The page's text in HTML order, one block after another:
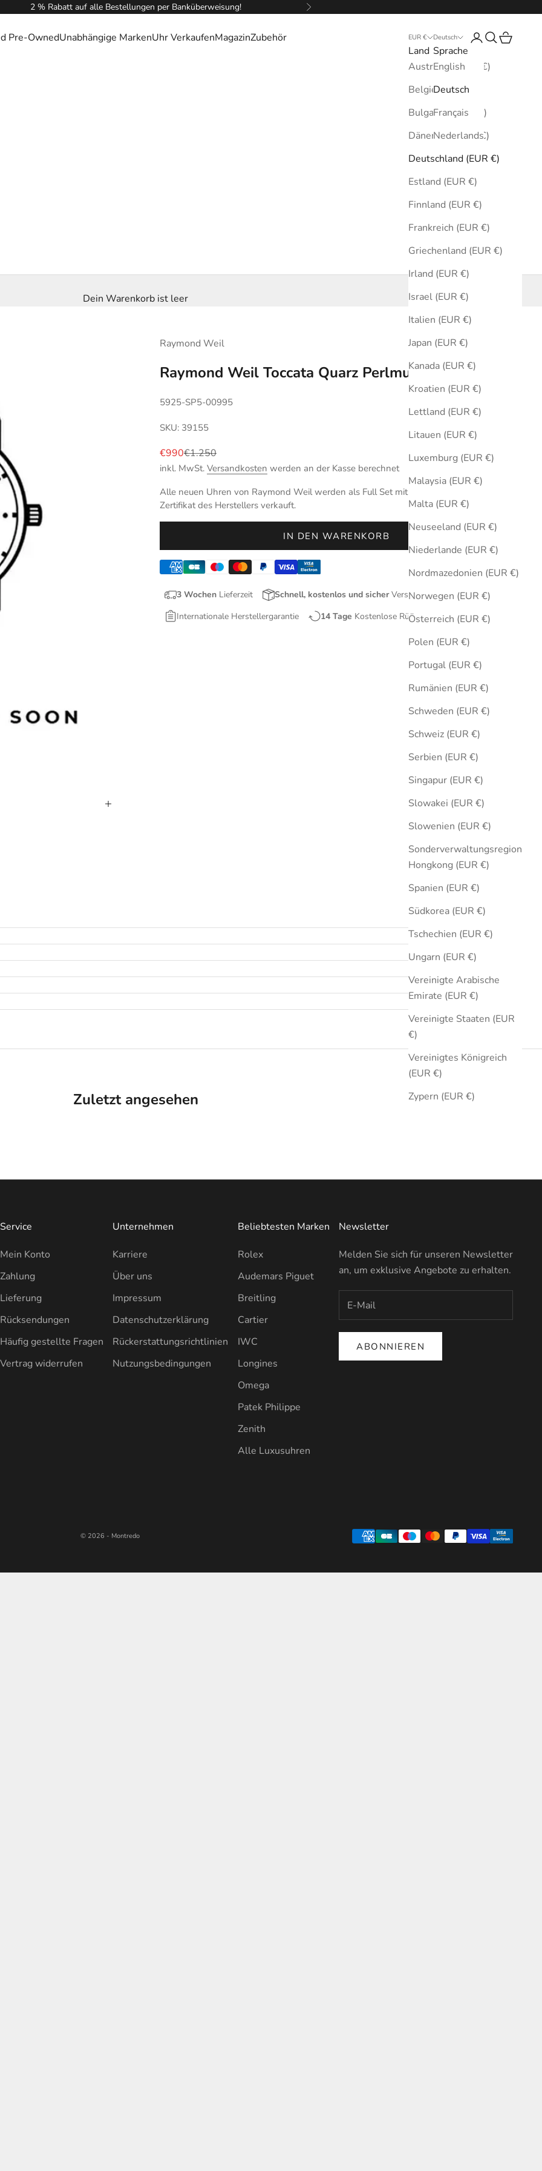
2 % Rabatt auf alle Bestellungen per Banküberweisung! Vor
Pre-OwnedUnabhängige MarkenUhr VerkaufenMagazinZubehör EUR €
Land
Australien (EUR €)
Belgien (EUR €)
Bulgarien (EUR €)
Dänemark (EUR €)
Deutschland (EUR €)
Estland (EUR €)
Finnland (EUR €)
Frankreich (EUR €)
Griechenland (EUR €)
Irland (EUR €)
Israel (EUR €)
Italien (EUR €)
Japan (EUR €)
Kanada (EUR €)
Kroatien (EUR €)
Lettland (EUR €)
Litauen (EUR €)
Luxemburg (EUR €)
Malaysia (EUR €)
Malta (EUR €)
Neuseeland (EUR €)
Niederlande (EUR €)
Nordmazedonien (EUR €)
Norwegen (EUR €)
Österreich (EUR €)
Polen (EUR €)
Portugal (EUR €)
Rumänien (EUR €)
Schweden (EUR €)
Schweiz (EUR €)
Serbien (EUR €)
Singapur (EUR €)
Slowakei (EUR €)
Slowenien (EUR €)
Sonderverwaltungsregion
Hongkong (EUR €)
Spanien (EUR €)
Südkorea (EUR €)
Tschechien (EUR €)
Ungarn (EUR €)
Vereinigte Arabische
Emirate (EUR €)
Vereinigte Staaten (EUR
€)
Vereinigtes Königreich
(EUR €)
Zypern (EUR €)
Deutsch
Sprache
English
Deutsch
Français
Nederlands
Anmelden
Suchen
Dein Warenkorb ist leer
Raymond Weil
Raymond Weil Toccata Quarz Perlmutt 28 mm
5925-SP5-00995
SKU: 39155
Angebot
€990Regulärer Preis
€1.250
inkl. MwSt. Versandkosten werden an der Kasse berechnet
Alle neuen Uhren von Raymond Weil werden als Full Set mit Originalbox und
Zertifikat des Herstellers verkauft.
IN DEN WARENKORB
3 Wochen Lieferzeit Schnell, kostenlos und sicherVersand
Internationale Herstellergarantie
14 Tage Kostenlose Rücksendungen
Zuletzt angesehen
Service
Mein Konto
Zahlung
Lieferung
Rücksendungen
Häufig gestellte Fragen
Vertrag widerrufen
Unternehmen
Karriere
Über uns
Impressum
Datenschutzerklärung
Rückerstattungsrichtlinien
Nutzungsbedingungen
Beliebtesten Marken
Rolex
Audemars Piguet
Breitling
Cartier
IWC
Longines
Omega
Patek Philippe
Zenith
Alle Luxusuhren
Newsletter
Melden Sie sich für unseren Newsletter
an, um exklusive Angebote zu erhalten.
ABONNIEREN
© 2026 - Montredo